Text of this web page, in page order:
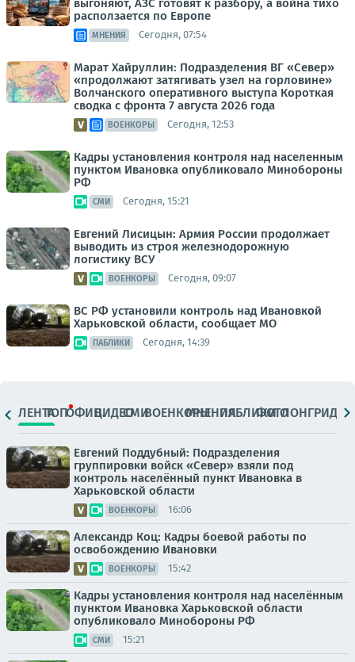
расползается по Европе
МНЕНИЯ Сегодня, 07:54
Марат Хайруллин: Подразделения ВГ «Север»
«продолжают затягивать узел на горловине»
Волчанского оперативного выступа Короткая
сводка с фронта 7 августа 2026 года
ВОЕНКОРЫ Сегодня, 12:53
Кадры установления контроля над населенным
пунктом Ивановка опубликовало Минобороны
РФ
СМИ Сегодня, 15:21
Евгений Лисицын: Армия России продолжает
выводить из строя железнодорожную
логистику ВСУ
ВОЕНКОРЫ Сегодня, 09:07
ВС РФ установили контроль над Ивановкой
Харьковской области, сообщает МО
ПАБЛИКИ Сегодня, 14:39
ЛЕНТАТОПОФИЦ.ВИДЕОСМИВОЕНКОРЫМНЕНИЯПАБЛИКИ
ФОТОЛОНГРИДЫ
Евгений Поддубный: Подразделения
группировки войск «Север» взяли под
контроль населённый пункт Ивановка в
Харьковской области
ВОЕНКОРЫ 16:06
Александр Коц: Кадры боевой работы по
освобождению Ивановки
ВОЕНКОРЫ 15:42
Кадры установления контроля над населённым
пунктом Ивановка Харьковской области
опубликовало Минобороны РФ
СМИ 15:21